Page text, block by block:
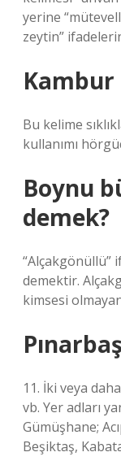
yerine
zeytin”
Kambur
Bu kelime
kullanımı
Boynu
demek?
“Alçakgönüllü”
demektir.
kimsesi
11. İki veya
vb. Yer adları
Gümüşhane;
Beşiktaş,